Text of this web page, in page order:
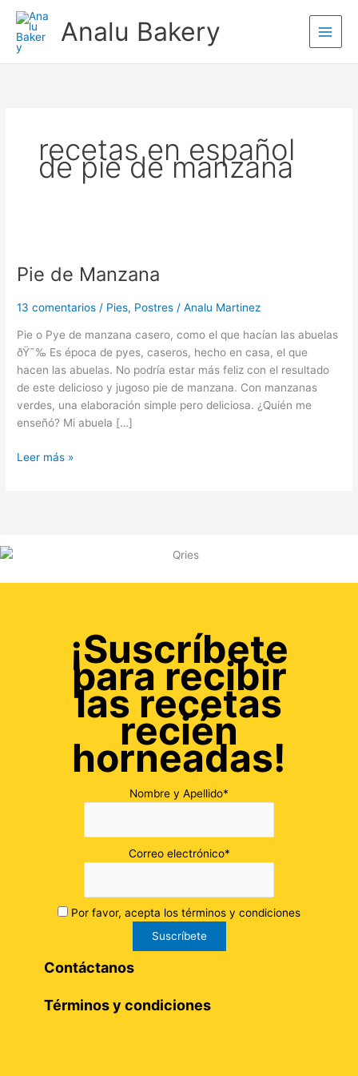
contenido
Analu Bakery
recetas en español
de pie de manzana
Pie de Manzana
13 comentarios / Pies, Postres /Analu Martinez
Pie o Pye de manzana casero, como el que hacían las abuelas
ðŸ˜‰ Es época de pyes, caseros, hecho en casa, el que
hacen las abuelas. No podría estar más feliz con el resultado
de este delicioso y jugoso pie de manzana. Con manzanas
verdes, una elaboración simple pero deliciosa. ¿Quién me
enseñó? Mi abuela […]
Manzana
Leer más »
¡Suscríbete
para recibir
las recetas
recién
horneadas!
Nombre y Apellido*
Correo electrónico*
Por favor, acepta los términos y condiciones
Contáctanos
Términos y condiciones